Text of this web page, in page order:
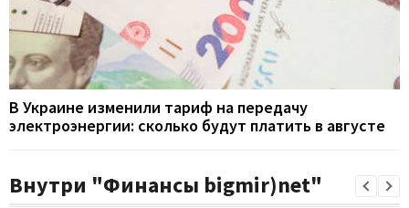
В Украине изменили тариф на передачу
электроэнергии: сколько будут платить в августе
Внутри "Финансы bigmir)net"